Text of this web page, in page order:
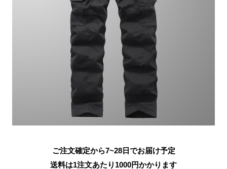
ご注文確定から7~28日でお届け予定
送料は1注文あたり 1000円かかります